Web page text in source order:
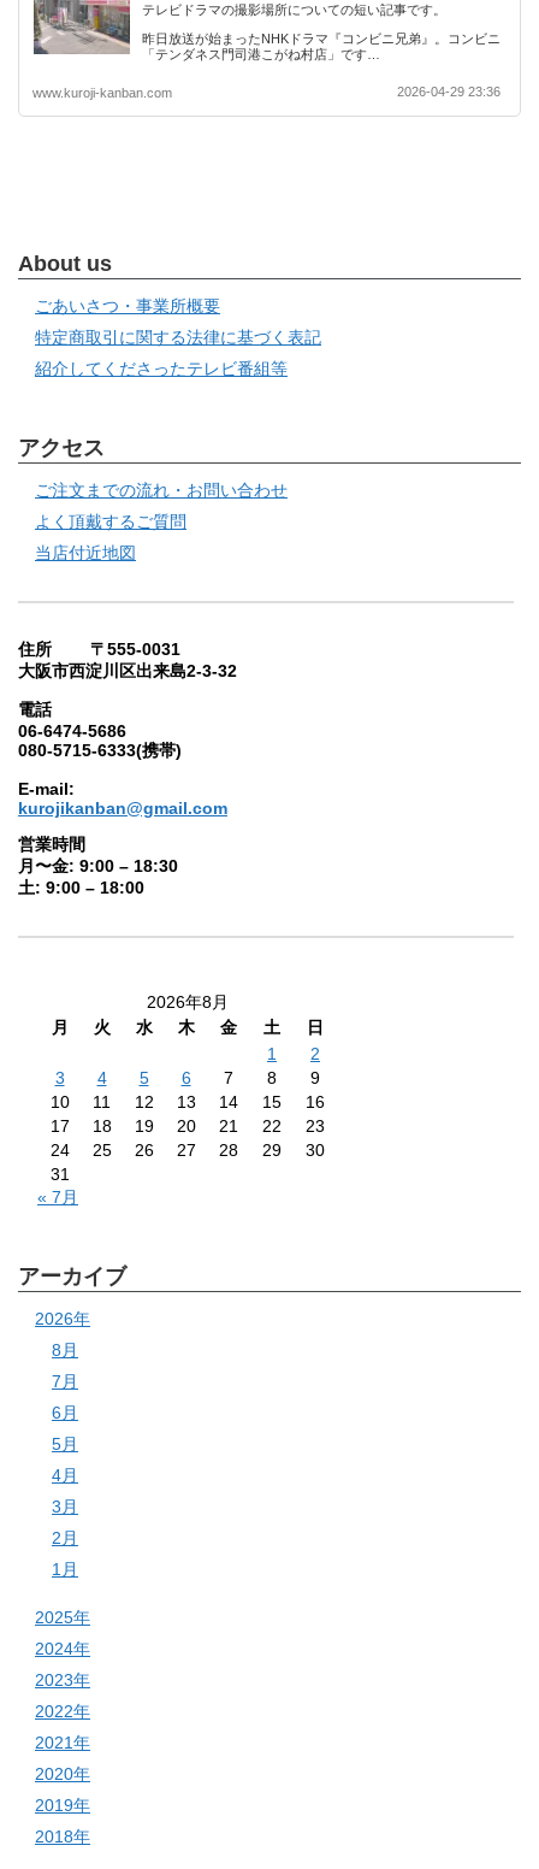
テレビドラマの撮影場所についての短い記事です。
昨日放送が始まったNHKドラマ『コンビニ兄弟』。コンビニ
「テンダネス門司港こがね村店」です…
www.kuroji-kanban.com 2026-04-29 23:36
About us
ごあいさつ・事業所概要
特定商取引に関する法律に基づく表記
紹介してくださったテレビ番組等
アクセス
ご注文までの流れ・お問い合わせ
よく頂戴するご質問
当店付近地図
住所 〒555-0031
大阪市西淀川区出来島2-3-32
電話
06-6474-5686
080-5715-6333(携帯)
E-mail:
kurojikanban@gmail.com
営業時間
月〜金: 9:00 – 18:30
土: 9:00 – 18:00
2026年8月
月
火 水 木 金 土
日
1
2
3
4 5 6 7 8
9
10
11 12 13 14 15
16
17
18 19 20 21 22
23
24
25 26 27 28 29
30
31
« 7月
アーカイブ
2026年
8月
7月
6月
5月
4月
3月
2月
1月
2025年
2024年
2023年
2022年
2021年
2020年
2019年
2018年